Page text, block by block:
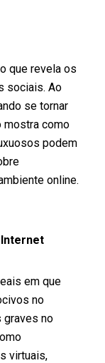
que revela os
sociais. Ao
se tornar
mostra como
podem
online.
em que
no
graves no
virtuais,